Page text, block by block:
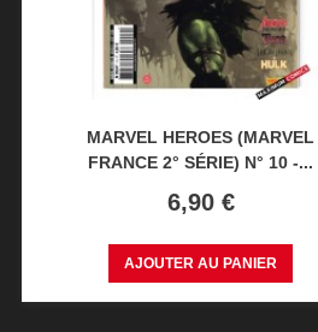
MARVEL HEROES (MARVEL
FRANCE 2° SÉRIE) N° 10 -...
Prix
6,90 €
AJOUTER AU PANIER